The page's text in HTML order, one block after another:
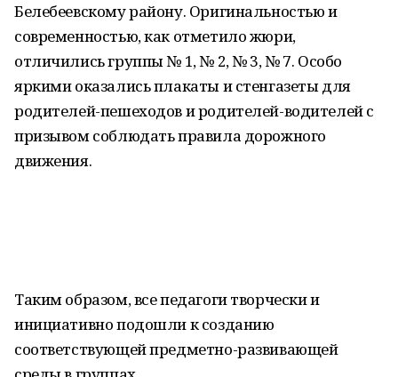
Белебеевскому району. Оригинальностью и
современностью, как отметило жюри,
отличились группы № 1, № 2, № 3, № 7. Особо
яркими оказались плакаты и стенгазеты для
родителей-пешеходов и родителей-водителей с
призывом соблюдать правила дорожного
движения.
Таким образом, все педагоги творчески и
инициативно подошли к созданию
соответствующей предметно-развивающей